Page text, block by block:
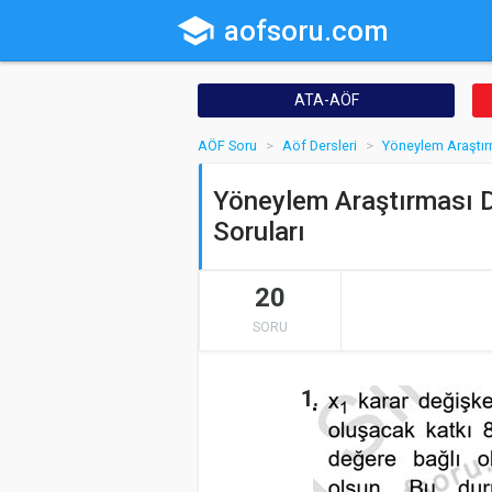
school aofsoru.com
ATA-AÖF
AÖF Soru Aöf Dersleri Yöneylem
Yöneylem Araştırması
Soruları
20
SORU
1.